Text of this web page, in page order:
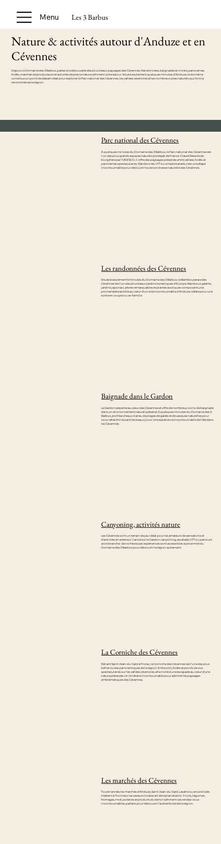
Les 3 Barbus
Menu
Nature & activités autour d'Anduze et en
Cévennes
Depuis le Domaine des 3 Barbus, partez à la découverte des plus beaux paysages des Cévennes. Randonnées, baignades en rivière, panoramas,
forêts, marchés de producteurs et activités de pleine nature rythment votre séjour. Situé à seulement quelques minutes d'Anduze, le domaine
constitue un point de départ idéal pour explorer le Parc national des Cévennes, les vallées cévenoles et les nombreux sites naturels qui font la
renommée de la région.
Parc national des Cévennes
À quelques minutes du Domaine des 3 Barbus, le Parc national des Cévennes est
l'un des plus grands espaces naturels protégés de France. Classé Réserve de
biosphère par l'UNESCO, il offre des paysages préservés entre vallées, forêts et
panoramas spectaculaires. Randonnée, VTT ou simple balade, c'est une étape
incontournable pour découvrir toute la richesse naturelle des Cévennes.
Les randonnées des Cévennes
Située à seulement 5 minutes du Domaine des 3 Barbus, la Bambouseraie des
Cévennes est l'un des plus beaux jardins botaniques d'Europe. Bambous géants,
jardins japonais, arbres remarquables et plantes exotiques composent une
promenade paisible au cœur d'un site incontournable d'Anduze, idéale pour une
sortie en couple ou en famille.
Baignade dans le Gardon
Le Gardon serpente au cœur des Cévennes et offre de nombreux coins de baignade
dans un environnement naturel préservé. À quelques minutes du Domaine des 3
Barbus, profitez d'eaux claires, de plages de galets et de vasques naturelles pour
vous rafraîchir durant les beaux jours. Une expérience incontournable de l'été dans
les Cévennes.
Canyoning, activités nature
Les Cévennes sont un terrain de jeu idéal pour les amateurs de sensations et
d'activités en extérieur. Canoë sur le Gardon, canyoning, escalade, VTT ou parcours
accrobranche : de nombreuses expériences sont accessibles à proximité du
Domaine des 3 Barbus pour découvrir la région autrement.
La Corniche des Cévennes
Reliant Saint-Jean-du-Gard à Florac, la Corniche des Cévennes est l'une des plus
belles routes panoramiques de la région. Entre cols, forêts et points de vue
spectaculaires sur les vallées cévenoles, elle invite à une escapade au cœur d'une
nature préservée. Un itinéraire incontournable pour admirer les paysages
emblématiques des Cévennes.
Les marchés des Cévennes
Toute l'année, les marchés d'Anduze, Saint-Jean-du-Gard, Lasalle ou encore Uzès
mettent à l'honneur les saveurs locales et l'artisanat cévenol. Fruits, légumes,
fromages, miel, poteries et produits du terroir rythment ces rendez-vous
incontournables, parfaits pour découvrir l'authenticité de la région.